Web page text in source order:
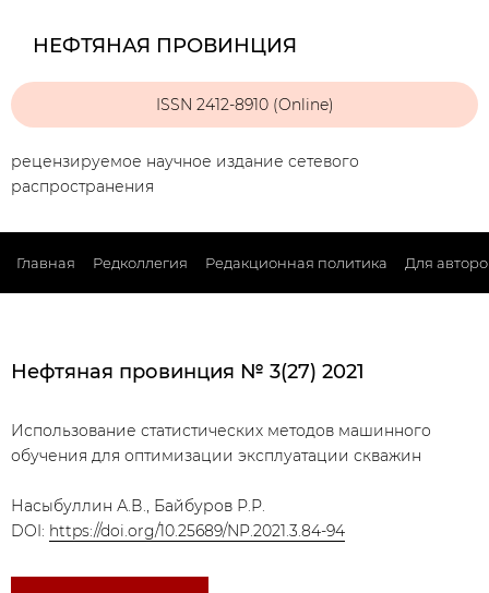
НЕФТЯНАЯ ПРОВИНЦИЯ
ISSN 2412-8910 (Online)
рецензируемое научное издание сетевого
распространения
Главная Редколлегия Редакционная политика Для
Нефтяная провинция № 3(27) 2021
Использование статистических методов машинного
обучения для оптимизации эксплуатации скважин
Насыбуллин А.В., Байбуров Р.Р.
DOI: https://doi.org/10.25689/NP.2021.3.84-94